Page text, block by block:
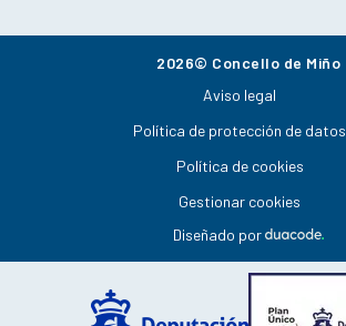
2026© Concello de Miño
Aviso legal
Política de protección de datos
Política de cookies
Gestionar cookies
Diseñado por